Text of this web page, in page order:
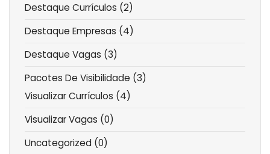
Destaque Currículos (2)
Destaque Empresas (4)
Destaque Vagas (3)
Pacotes De Visibilidade (3)
Visualizar Currículos (4)
Visualizar Vagas (0)
Uncategorized (0)